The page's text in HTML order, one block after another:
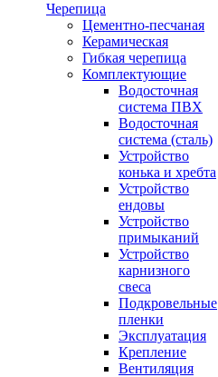
Черепица
Цементно-песчаная
Керамическая
Гибкая черепица
Комплектующие
Водосточная
система ПВХ
Водосточная
система (сталь)
Устройство
конька и хребта
Устройство
ендовы
Устройство
примыканий
Устройство
карнизного
свеса
Подкровельные
пленки
Эксплуатация
Крепление
Вентиляция